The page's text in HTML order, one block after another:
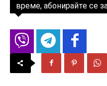
време, абонирайте се